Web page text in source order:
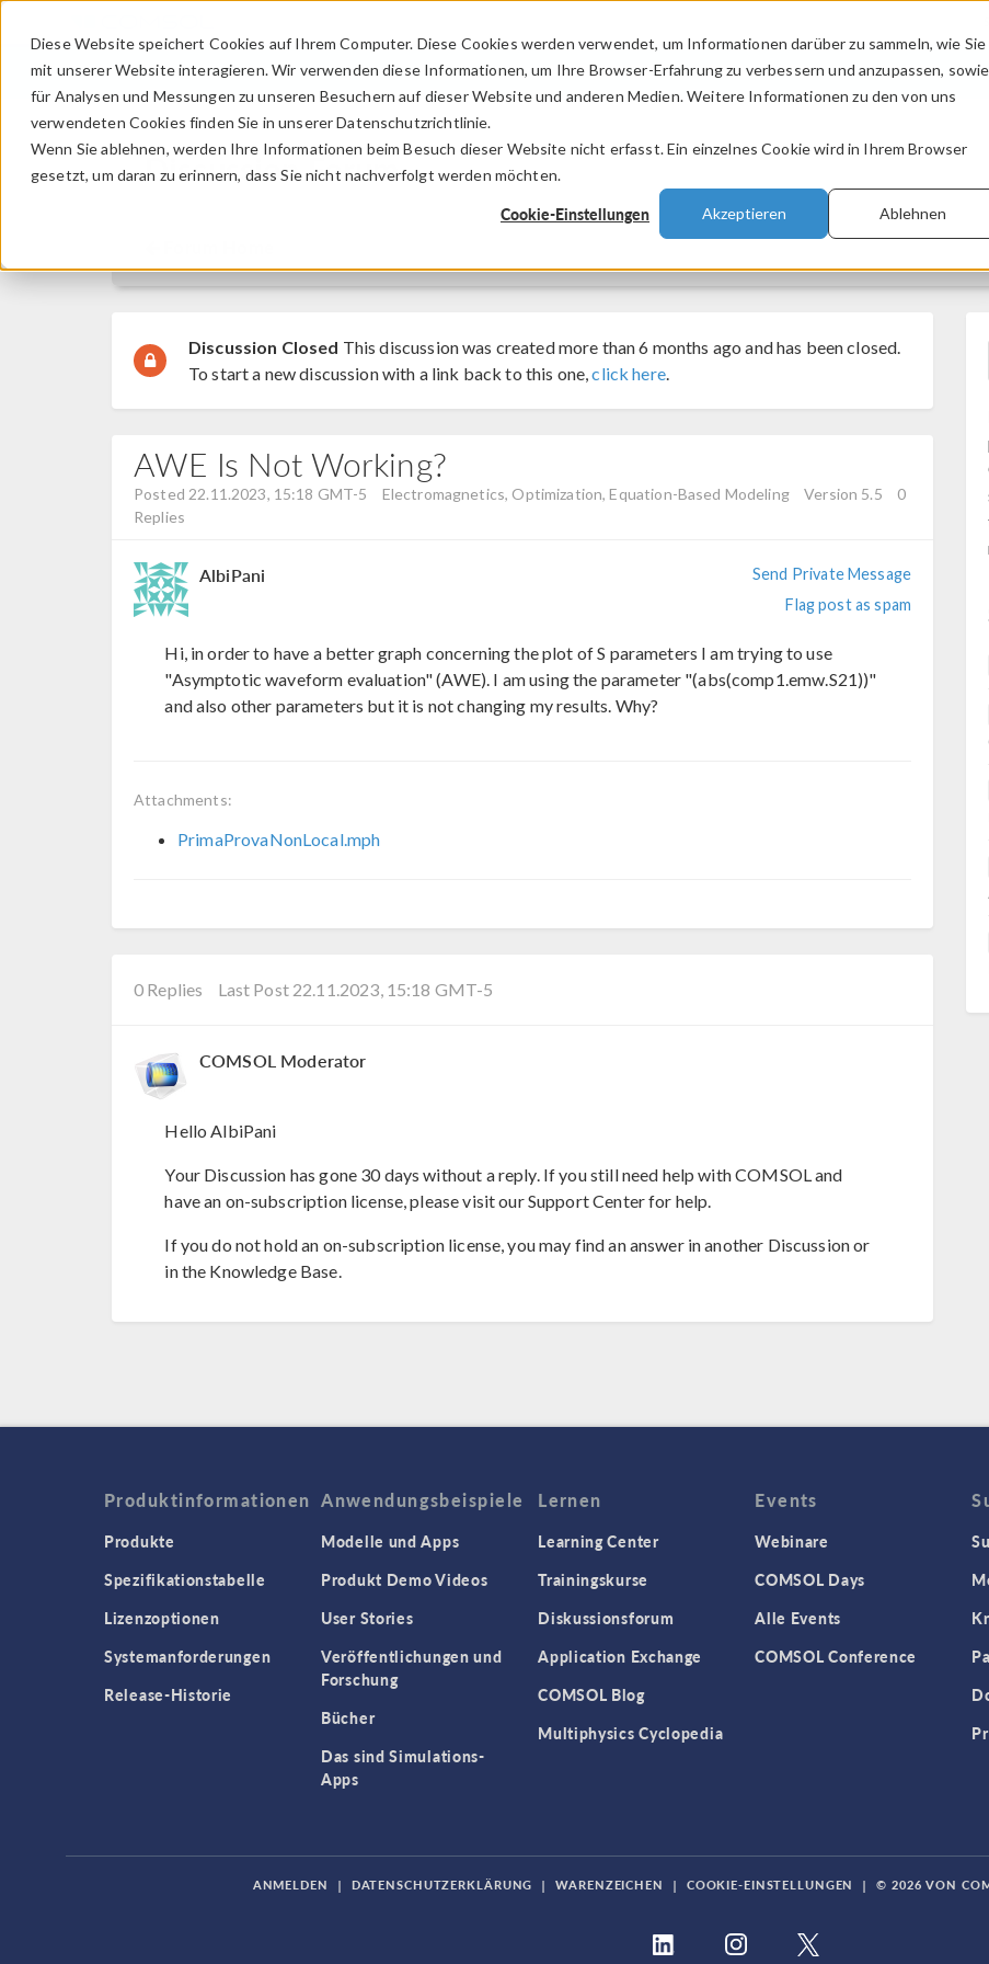
Diese Website speichert Cookies auf Ihrem Computer. Diese Cookies werden verwendet, um Informationen darüber zu sammeln, wie Sie
mit unserer Website interagieren. Wir verwenden diese Informationen, um Ihre Browser-Erfahrung zu verbessern und anzupassen, sowie
für Analysen und Messungen zu unseren Besuchern auf dieser Website und anderen Medien. Weitere Informationen zu den von uns
verwendeten Cookies finden Sie in unserer Datenschutzrichtlinie.
Wenn Sie ablehnen, werden Ihre Informationen beim Besuch dieser Website nicht erfasst. Ein einzelnes Cookie wird in Ihrem Browser
gesetzt, um daran zu erinnern, dass Sie nicht nachverfolgt werden möchten.
Cookie-Einstellungen Akzeptieren Ablehnen
PRODUKTE BRANCHEN VIDEOS
Discussion Forum
Discussion Closed This discussion was created more than 6 months ago and has been closed.
To start a new discussion with a link back to this one,click here.
AWE Is Not Working?
Posted 22.11.2023, 15:18 GMT-5 Electromagnetics, Optimization, Equation-Based Modeling Version 5.5
0
Replies
AlbiPani
Send Private Message
Flag post as spam
Hi, in order to have a better graph concerning the plot of S parameters I am trying to use
"Asymptotic waveform evaluation" (AWE). I am using the parameter "(abs(comp1.emw.S21))"
and also other parameters but it is not changing my results. Why?
Attachments:
PrimaProvaNonLocal.mph
0 Replies Last Post 22.11.2023, 15:18 GMT-5
COMSOL Moderator
Hello AlbiPani
Your Discussion has gone 30 days without a reply. If you still need help with COMSOL and
have an on-subscription license, please visit our Support Center for help.
If you do not hold an on-subscription license, you may find an answer in another Discussion or
in the Knowledge Base.
Produktinformationen
Produkte
Spezifikationstabelle
Lizenzoptionen
Systemanforderungen
Release-Historie
Anwendungsbeispiele
Modelle und Apps
Produkt Demo Videos
User Stories
Veröffentlichungen und
Forschung
Bücher
Das sind Simulations-
Apps
Lernen
Learning Center
Trainingskurse
Diskussionsforum
Application Exchange
COMSOL Blog
Multiphysics Cyclopedia
Events
Webinare
COMSOL Days
Alle Events
COMSOL Conference
ANMELDEN | DATENSCHUTZERKLÄRUNG | WARENZEICHEN | COOKIE-EINSTELLUNGEN | © 2026 VON